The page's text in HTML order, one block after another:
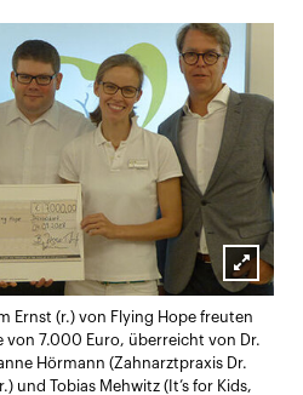
Lightbox
öffnen
Ernst (r.) von Flying Hope freuten
von 7.000 Euro, überreicht von Dr.
Hörmann (Zahnarztpraxis Dr.
und Tobias Mehwitz (It’s for Kids,